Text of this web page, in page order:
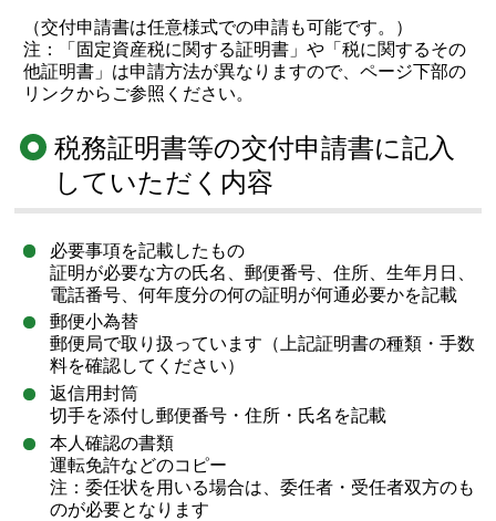
（交付申請書は任意様式での申請も可能です。）
注：「固定資産税に関する証明書」や「税に関するその
他証明書」は申請方法が異なりますので、ページ下部の
リンクからご参照ください。
税務証明書等の交付申請書に記入
していただく内容
必要事項を記載したもの
証明が必要な方の氏名、郵便番号、住所、生年月日、
電話番号、何年度分の何の証明が何通必要かを記載
郵便小為替
郵便局で取り扱っています（上記証明書の種類・手数
料を確認してください）
返信用封筒
切手を添付し郵便番号・住所・氏名を記載
本人確認の書類
運転免許などのコピー
注：委任状を用いる場合は、委任者・受任者双方のも
のが必要となります